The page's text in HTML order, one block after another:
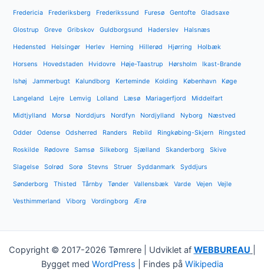
Fredericia Frederiksberg Frederikssund Furesø Gentofte Gladsaxe
Glostrup Greve Gribskov Guldborgsund Haderslev Halsnæs
Hedensted Helsingør Herlev Herning Hillerød Hjørring Holbæk
Horsens Hovedstaden Hvidovre Høje-Taastrup Hørsholm Ikast-Brande
Ishøj Jammerbugt Kalundborg Kerteminde Kolding København Køge
Langeland Lejre Lemvig Lolland Læsø Mariagerfjord Middelfart
Midtjylland Morsø Norddjurs Nordfyn Nordjylland Nyborg Næstved
Odder Odense Odsherred Randers Rebild Ringkøbing-Skjern Ringsted
Roskilde Rødovre Samsø Silkeborg Sjælland Skanderborg Skive
Slagelse Solrød Sorø Stevns Struer Syddanmark Syddjurs
Sønderborg Thisted Tårnby Tønder Vallensbæk Varde Vejen Vejle
Vesthimmerland Viborg Vordingborg Ærø
Copyright © 2017-2026 Tømrere | Udviklet af WEBBUREAU
Bygget med WordPress | Findes på Wikipedia